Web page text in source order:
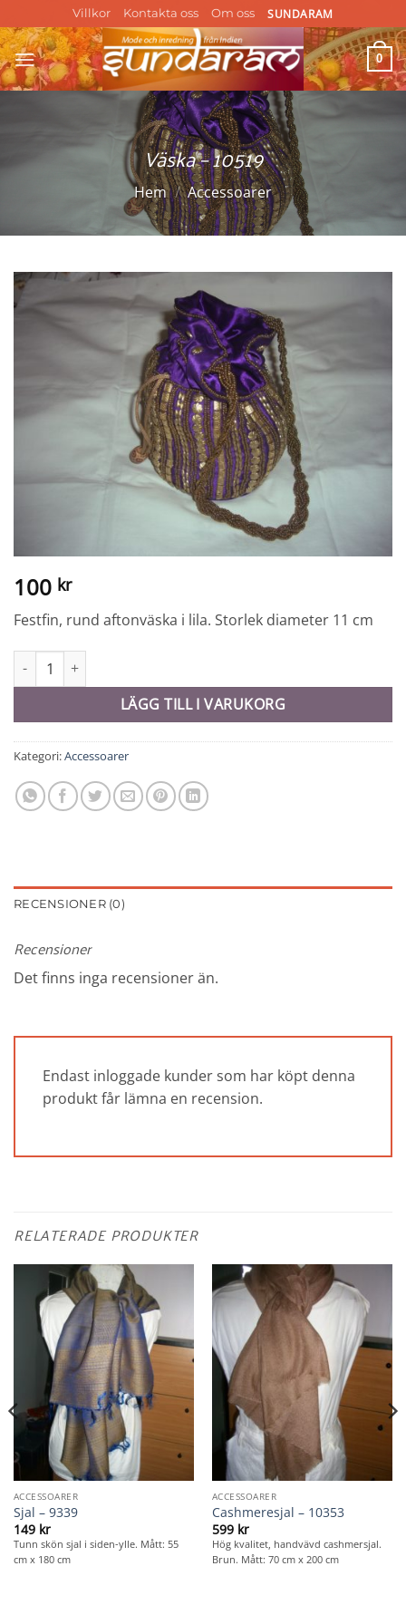
to
content
Villkor Kontakta oss Om oss SUNDARAM
0
Väska – 10519
Hem / Accessoarer
100 kr
Festfin, rund aftonväska i lila. Storlek diameter 11 cm
Väska - 10519 mängd
LÄGG TILL I VARUKORG
Kategori:Accessoarer
RECENSIONER (0)
Recensioner
Det finns inga recensioner än.
Endast inloggade kunder som har köpt denna
produkt får lämna en recension.
RELATERADE PRODUKTER
ACCESSOARER
Sjal – 9339
149 kr
Tunn skön sjal i siden-ylle. Mått: 55
cm x 180 cm
ACCESSOARER
Cashmeresjal – 10353
599 kr
Hög kvalitet, handvävd cashmersjal.
Brun. Mått: 70 cm x 200 cm